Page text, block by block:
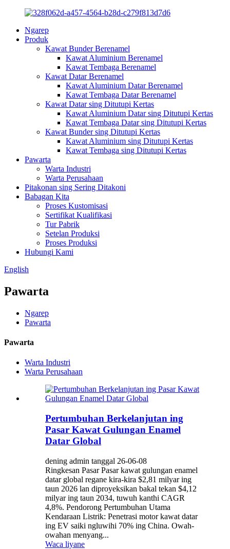
Ngarep
Produk
Kawat Bunder Berenamel
Kawat Aluminium Berenamel
Kawat Tembaga Berenamel
Kawat Datar Berenamel
Kawat Aluminium Datar Berenamel
Kawat Tembaga Datar Berenamel
Kawat Datar sing Ditutupi Kertas
Kawat Aluminium Datar sing Ditutupi Kertas
Kawat Tembaga Datar sing Ditutupi Kertas
Kawat Bunder sing Ditutupi Kertas
Kawat Aluminium sing Ditutupi Kertas
Kawat Tembaga sing Ditutupi Kertas
Pawarta
Warta Industri
Warta Perusahaan
Pitakonan sing Sering Ditakoni
Babagan Kita
Proses Kustomisasi
Sertifikat Kualifikasi
Tur Pabrik
Setelan Produksi
Proses Produksi
Hubungi Kami
English
Pawarta
Ngarep
Pawarta
Pawarta
Warta Industri
Warta Perusahaan
Pertumbuhan Berkelanjutan ing
Pasar Kawat Gulungan Enamel
Datar Global
dening admin tanggal 26-06-08
Ringkesan Pasar Pasar kawat gulungan enamel
datar global regane kira-kira $2,81 milyar ing
taun 2026 lan diproyeksikan bakal tekan $4,12
milyar ing taun 2034, tuwuh kanthi CAGR
4,8%. Pendorong Pertumbuhan Utama
Kendaraan Listrik: Penetrasi motor kawat datar
ing EV saiki ngluwihi 70% ing China. Owah-
owahan menyang...
Waca liyane